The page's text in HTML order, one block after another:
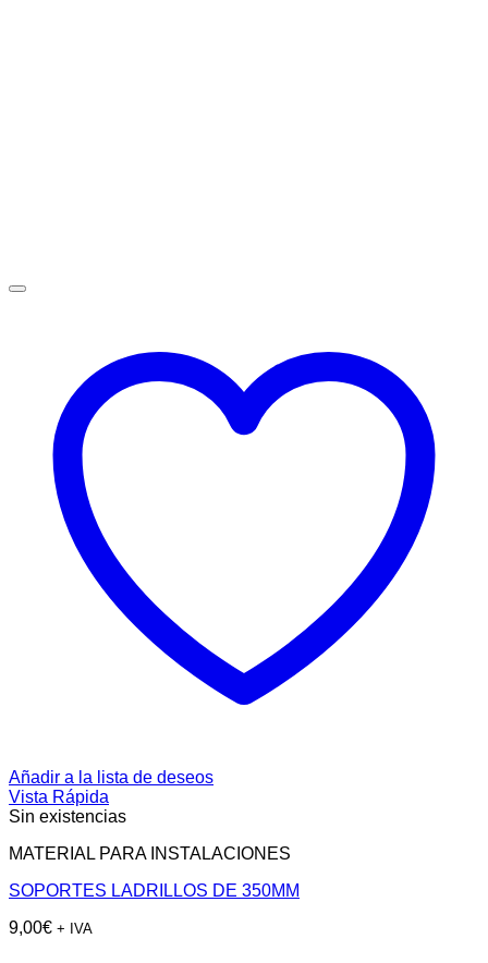
Añadir a la lista de deseos
Vista Rápida
Sin existencias
MATERIAL PARA INSTALACIONES
SOPORTES LADRILLOS DE 350MM
9,00€ + IVA